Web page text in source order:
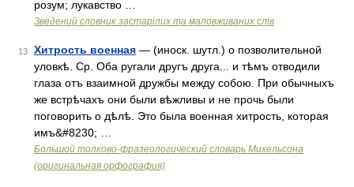
розум; лукавство …
Зведений словник застарілих та маловживаних слів
13 Хитрость военная — (иноск. шутл.) о позволительной
уловкѣ. Ср. Оба ругали другъ друга... и тѣмъ отводили
глаза отъ взаимной дружбы между собою. При обычныхъ
же встрѣчахъ они были вѣжливы и не прочь были
поговорить о дѣлѣ. Это была военная хитрость, которая
имъ&#8230; …
Большой толково-фразеологический словарь Михельсона
(оригинальная орфография)